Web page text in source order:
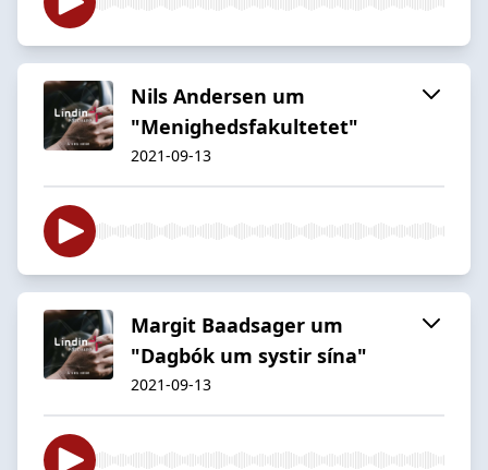
Nils Andersen um
"Menighedsfakultetet"
2021-09-13
Margit Baadsager um
"Dagbók um systir sína"
2021-09-13